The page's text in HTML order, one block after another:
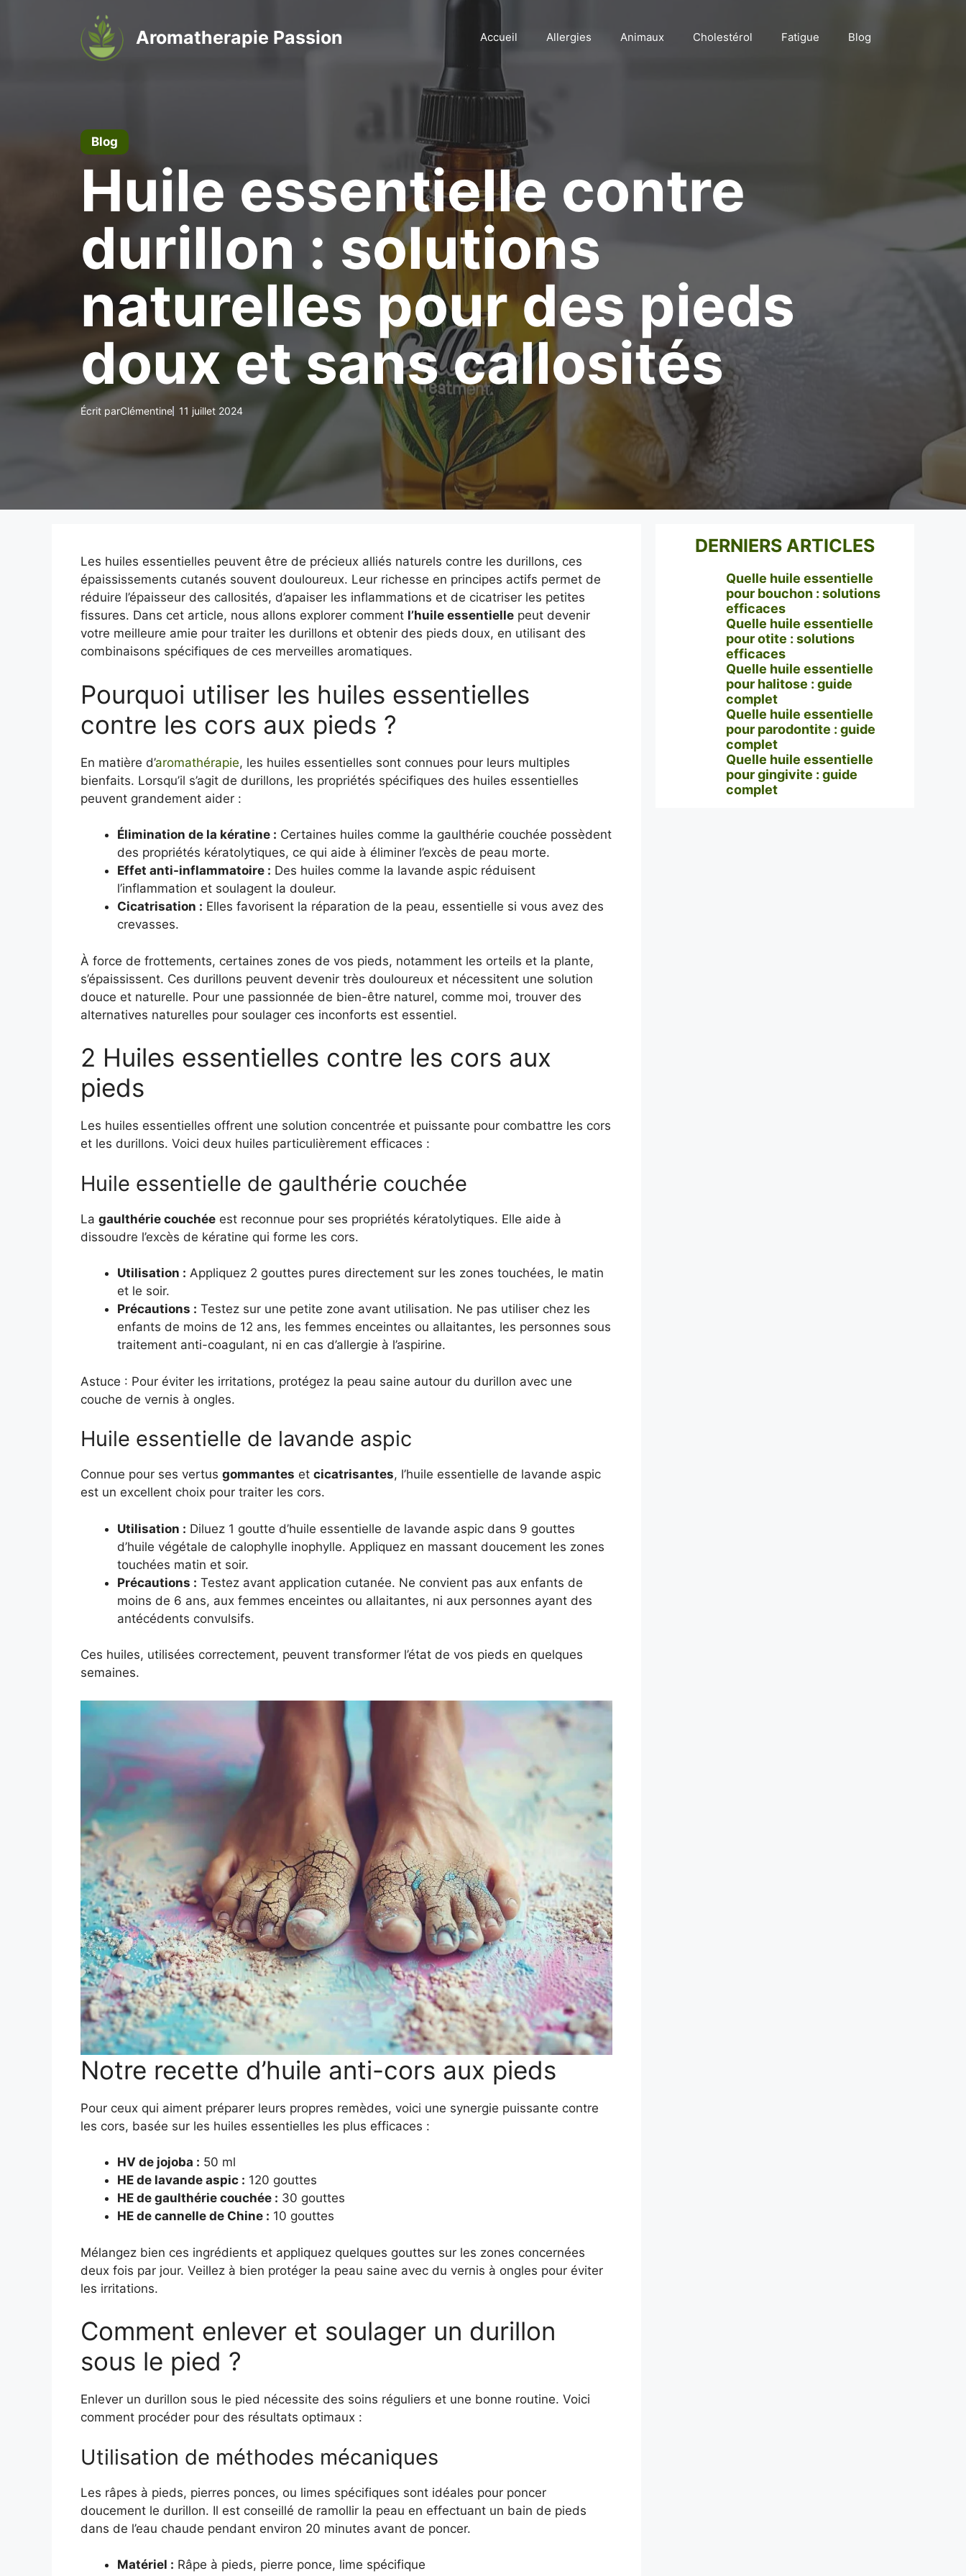
Aromatherapie Passion Accueil Allergies Animaux Cholestérol Fatigue Blog
Blog
Huile essentielle contre
durillon : solutions
naturelles pour des pieds
doux et sans callosités
Écrit parClémentine 11 juillet 2024
Les huiles essentielles peuvent être de précieux alliés naturels contre les durillons, ces
épaississements cutanés souvent douloureux. Leur richesse en principes actifs permet de
réduire l’épaisseur des callosités, d’apaiser les inflammations et de cicatriser les petites
fissures. Dans cet article, nous allons explorer comment l’huile essentielle peut devenir
votre meilleure amie pour traiter les durillons et obtenir des pieds doux, en utilisant des
combinaisons spécifiques de ces merveilles aromatiques.
Pourquoi utiliser les huiles essentielles
contre les cors aux pieds ?
En matière d’aromathérapie, les huiles essentielles sont connues pour leurs multiples
bienfaits. Lorsqu’il s’agit de durillons, les propriétés spécifiques des huiles essentielles
peuvent grandement aider :
Élimination de la kératine : Certaines huiles comme la gaulthérie couchée possèdent
des propriétés kératolytiques, ce qui aide à éliminer l’excès de peau morte.
Effet anti-inflammatoire : Des huiles comme la lavande aspic réduisent
l’inflammation et soulagent la douleur.
Cicatrisation : Elles favorisent la réparation de la peau, essentielle si vous avez des
crevasses.
À force de frottements, certaines zones de vos pieds, notamment les orteils et la plante,
s’épaississent. Ces durillons peuvent devenir très douloureux et nécessitent une solution
douce et naturelle. Pour une passionnée de bien-être naturel, comme moi, trouver des
alternatives naturelles pour soulager ces inconforts est essentiel.
2 Huiles essentielles contre les cors aux
pieds
Les huiles essentielles offrent une solution concentrée et puissante pour combattre les cors
et les durillons. Voici deux huiles particulièrement efficaces :
Huile essentielle de gaulthérie couchée
La gaulthérie couchée est reconnue pour ses propriétés kératolytiques. Elle aide à
dissoudre l’excès de kératine qui forme les cors.
Utilisation : Appliquez 2 gouttes pures directement sur les zones touchées, le matin
et le soir.
Précautions : Testez sur une petite zone avant utilisation. Ne pas utiliser chez les
enfants de moins de 12 ans, les femmes enceintes ou allaitantes, les personnes sous
traitement anti-coagulant, ni en cas d’allergie à l’aspirine.
Astuce : Pour éviter les irritations, protégez la peau saine autour du durillon avec une
couche de vernis à ongles.
Huile essentielle de lavande aspic
Connue pour ses vertus gommantes et cicatrisantes, l’huile essentielle de lavande aspic
est un excellent choix pour traiter les cors.
Utilisation : Diluez 1 goutte d’huile essentielle de lavande aspic dans 9 gouttes
d’huile végétale de calophylle inophylle. Appliquez en massant doucement les zones
touchées matin et soir.
Précautions : Testez avant application cutanée. Ne convient pas aux enfants de
moins de 6 ans, aux femmes enceintes ou allaitantes, ni aux personnes ayant des
antécédents convulsifs.
Ces huiles, utilisées correctement, peuvent transformer l’état de vos pieds en quelques
semaines.
Notre recette d’huile anti-cors aux pieds
Pour ceux qui aiment préparer leurs propres remèdes, voici une synergie puissante contre
les cors, basée sur les huiles essentielles les plus efficaces :
HV de jojoba : 50 ml
HE de lavande aspic : 120 gouttes
HE de gaulthérie couchée : 30 gouttes
HE de cannelle de Chine : 10 gouttes
Mélangez bien ces ingrédients et appliquez quelques gouttes sur les zones concernées
deux fois par jour. Veillez à bien protéger la peau saine avec du vernis à ongles pour éviter
les irritations.
Comment enlever et soulager un durillon
sous le pied ?
Enlever un durillon sous le pied nécessite des soins réguliers et une bonne routine. Voici
comment procéder pour des résultats optimaux :
Utilisation de méthodes mécaniques
Les râpes à pieds, pierres ponces, ou limes spécifiques sont idéales pour poncer
doucement le durillon. Il est conseillé de ramollir la peau en effectuant un bain de pieds
dans de l’eau chaude pendant environ 20 minutes avant de poncer.
Matériel : Râpe à pieds, pierre ponce, lime spécifique
DERNIERS ARTICLES
Quelle huile essentielle
pour bouchon : solutions
efficaces
Quelle huile essentielle
pour otite : solutions
efficaces
Quelle huile essentielle
pour halitose : guide
complet
Quelle huile essentielle
pour parodontite : guide
complet
Quelle huile essentielle
pour gingivite : guide
complet